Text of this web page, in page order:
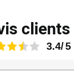
clients
3.4